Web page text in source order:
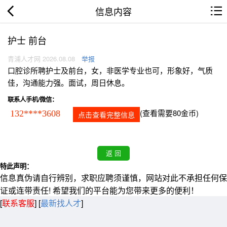
信息内容
护士 前台
青浦人才网 2026.08.08 举报
口腔诊所聘护士及前台，女，非医学专业也可，形象好，气质
佳，沟通能力强。面试，周日休息。
联系人手机/微信：
132****3608 点击查看完整信息 (查看需要80金币)
特此声明：
信息真伪请自行辨别，求职应聘须谨慎，网站对此不承担任何保
证或连带责任! 希望我们的平台能为您带来更多的便利！
[联系客服] [最新找人才]